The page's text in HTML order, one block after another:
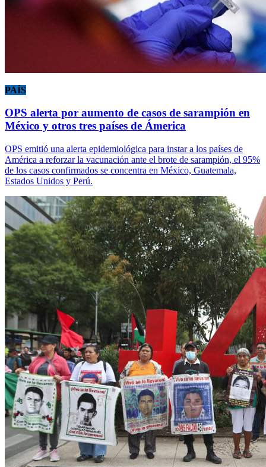
PAÍS
OPS alerta por aumento de casos de sarampión en
México y otros tres países de Ámerica
OPS emitió una alerta epidemiológica para instar a los países de
América a reforzar la vacunación ante el brote de sarampión, el 95%
de los casos confirmados se concentra en México, Guatemala,
Estados Unidos y Perú.